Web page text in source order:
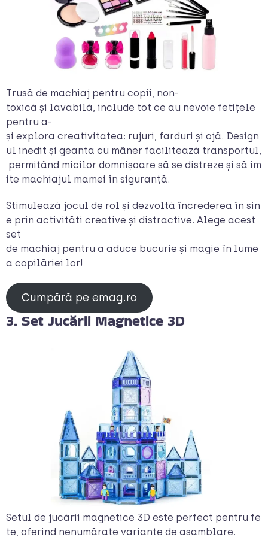
Trusă de machiaj pentru copii, non-
toxică și lavabilă, include tot ce au nevoie fetițele
pentru a-
și explora creativitatea: rujuri, farduri și ojă. Design
ul inedit și geanta cu mâner facilitează transportul,
permițând micilor domnișoare să se distreze și să im
ite machiajul mamei în siguranță.
Stimulează jocul de rol și dezvoltă încrederea în sin
e prin activități creative și distractive. Alege acest
set
de machiaj pentru a aduce bucurie și magie în lume
a copilăriei lor!
Cumpără pe emag.ro
3. Set Jucării Magnetice 3D
Setul de jucării magnetice 3D este perfect pentru fe
te, oferind nenumărate variante de asamblare.